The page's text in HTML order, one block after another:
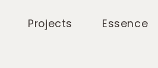
Projects Essence